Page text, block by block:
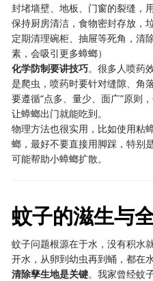
封堵墙壁、地板、门窗的裂缝，
保持厨房清洁，食物密封存放，
定期清理碗柜、抽屉等死角，清
素，会吸引更多蟑螂）
化学防制要讲技巧。很多人喷药
是爬虫，喷药时要针对缝隙、角
要遵循“点多、量少、面广”原则
让蟑螂出门就能吃到。
物理方法也很实用，比如使用粘
螂，最好不要直接用脚踩，特别
可能帮助小蟑螂扩散。
蚊子的滋生与
蚊子问题根源在于水，没有积水
开水，从卵到幼虫再到蛹，都在
清除孳生地是关键。我家曾经蚊